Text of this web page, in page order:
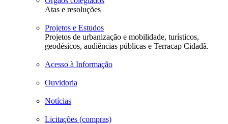
Atas e resoluções
Projetos e Estudos
Projetos de urbanização e mobilidade, turísticos,
geodésicos, audiências públicas e Terracap Cidadã.
Acesso à Informação
Ouvidoria
Notícias
Licitações (compras)